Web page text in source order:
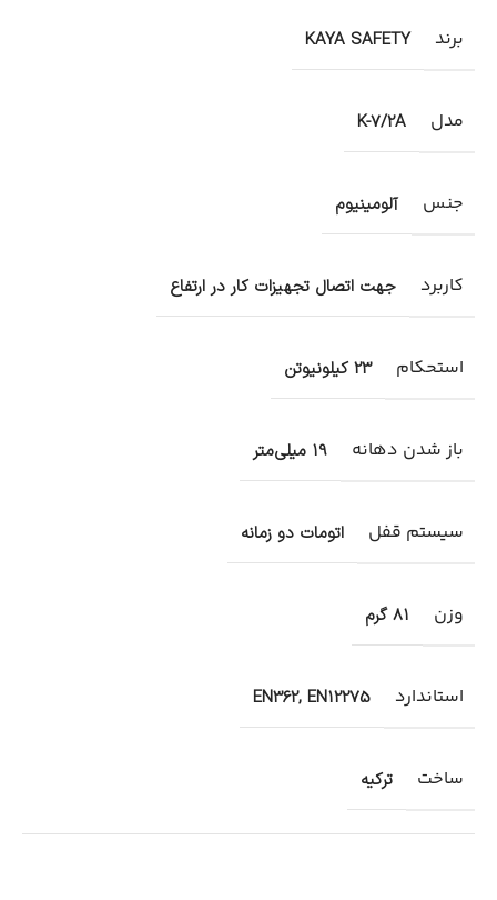
برند KAYA SAFETY
مدل K-7/2A
جنس آلومینیوم
کاربرد جهت اتصال تجهیزات کار در ارتفاع
استحکام 23 کیلونیوتن
باز شدن دهانه 19 میلی‌متر
سیستم قفل اتومات دو زمانه
وزن 81 گرم
استاندارد EN362, EN12275
ساخت ترکیه